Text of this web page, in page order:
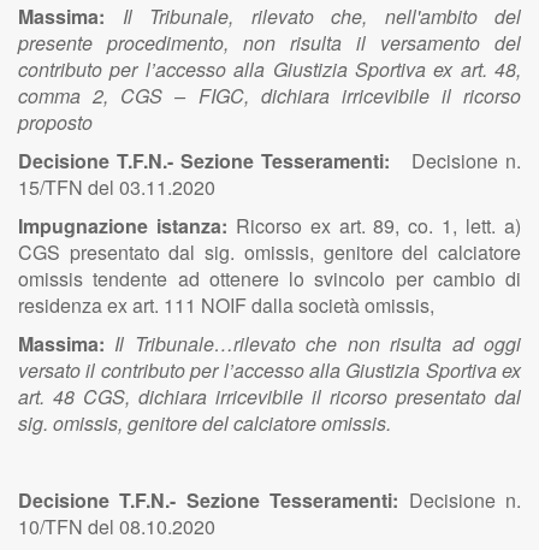
Massima: Il Tribunale, rilevato che, nell'ambito del
presente procedimento, non risulta il versamento del
contributo per l’accesso alla Giustizia Sportiva ex art. 48,
comma 2, CGS – FIGC, dichiara irricevibile il ricorso
proposto
Decisione T.F.N.- Sezione Tesseramenti: Decisione n.
15/TFN del 03.11.2020
Impugnazione istanza: Ricorso ex art. 89, co. 1, lett. a)
CGS presentato dal sig. omissis, genitore del calciatore
omissis tendente ad ottenere lo svincolo per cambio di
residenza ex art. 111 NOIF dalla società omissis,
Massima: Il Tribunale…rilevato che non risulta ad oggi
versato il contributo per l’accesso alla Giustizia Sportiva ex
art. 48 CGS, dichiara irricevibile il ricorso presentato dal
sig. omissis, genitore del calciatore omissis.
Decisione T.F.N.- Sezione Tesseramenti: Decisione n.
10/TFN del 08.10.2020